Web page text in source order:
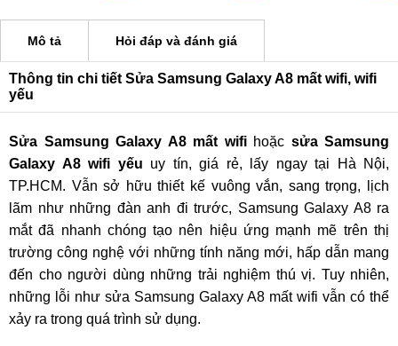
Mô tả Hỏi đáp và đánh giá
Thông tin chi tiết Sửa Samsung Galaxy A8 mất wifi, wifi
yếu
Sửa Samsung Galaxy A8 mất wifi hoặc sửa Samsung
Galaxy A8 wifi yếu uy tín, giá rẻ, lấy ngay tại Hà Nội,
TP.HCM. Vẫn sở hữu thiết kế vuông vắn, sang trọng, lịch
lãm như những đàn anh đi trước, Samsung Galaxy A8 ra
mắt đã nhanh chóng tạo nên hiệu ứng mạnh mẽ trên thị
trường công nghệ với những tính năng mới, hấp dẫn mang
đến cho người dùng những trải nghiệm thú vị. Tuy nhiên,
những lỗi như sửa Samsung Galaxy A8 mất wifi vẫn có thể
xảy ra trong quá trình sử dụng.